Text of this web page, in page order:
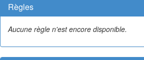
Règles
Aucune règle n'est encore disponible.